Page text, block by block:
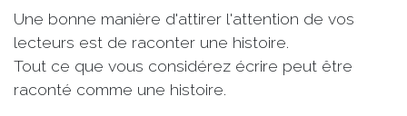
Une bonne manière d'attirer l'attention de vos
lecteurs est de raconter une histoire.
Tout ce que vous considérez écrire peut être
raconté comme une histoire.